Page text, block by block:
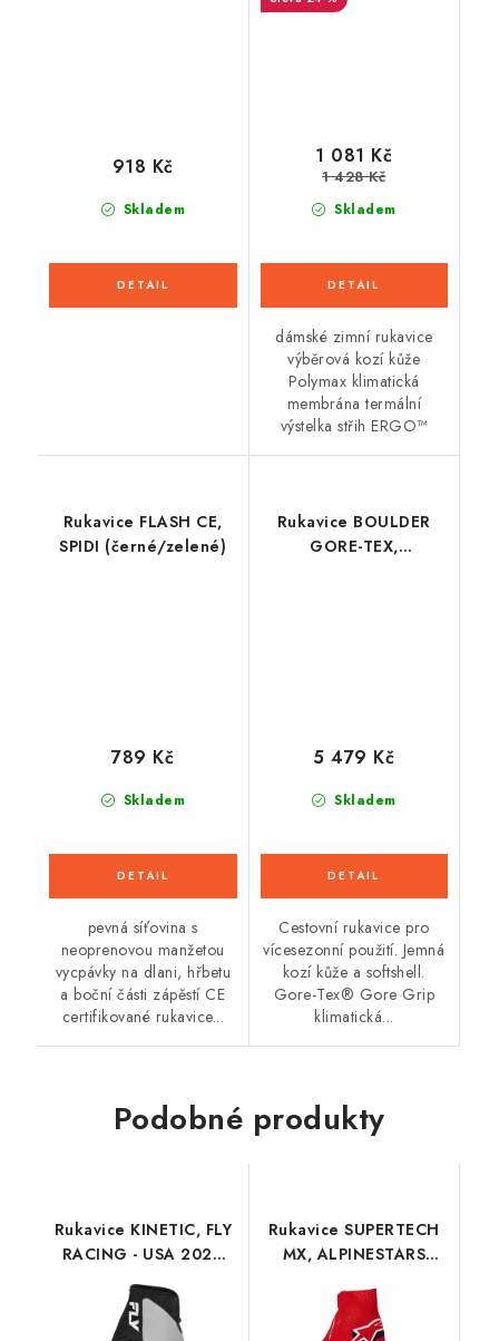
Skladem
918 Kč
Skladem
1 081 Kč
1 428 Kč
dámské zimní rukavice
výběrová kozí kůže
Polymax klimatická
membrána termální
výstelka střih ERGO™
Rukavice FLASH CE,
SPIDI (černé/zelené)
Skladem
789 Kč
pevná síťovina s
neoprenovou manžetou
vycpávky na dlani, hřbetu
a boční části zápěstí CE
certifikované rukavice...
Rukavice BOULDER
GORE-TEX,
Skladem
5 479 Kč
Cestovní rukavice pro
vícesezonní použití. Jemná
kozí kůže a softshell.
Gore-Tex® Gore Grip
klimatická...
Podobné produkty
Rukavice KINETIC, FLY
RACING - USA 2026
Rukavice SUPERTECH
MX, ALPINESTARS
2026